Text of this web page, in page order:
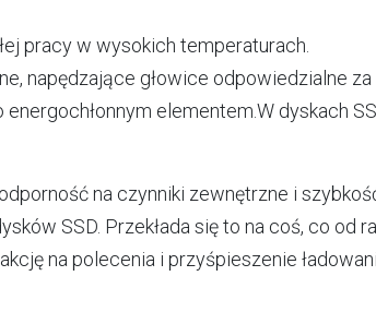
pracy w wysokich temperaturach.
napędzające głowice odpowiedzialne za
elementem.W dyskach
na czynniki zewnętrzne i
SSD. Przekłada się to na coś, co od
na polecenia i przyśpieszenie